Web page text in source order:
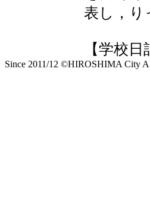
表し，り
【学校
Since 2011/12 ©HIROSHIMA City